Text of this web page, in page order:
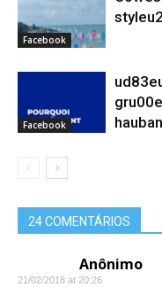
Facebook
Facebook
24 COMENTÁRIOS
Anônimo
21/02/2018 at 20:26